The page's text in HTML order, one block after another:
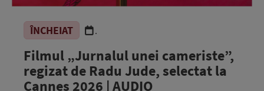
ÎNCHEIAT .
Filmul „Jurnalul unei cameriste”,
regizat de Radu Jude, selectat la
Cannes 2026 | AUDIO